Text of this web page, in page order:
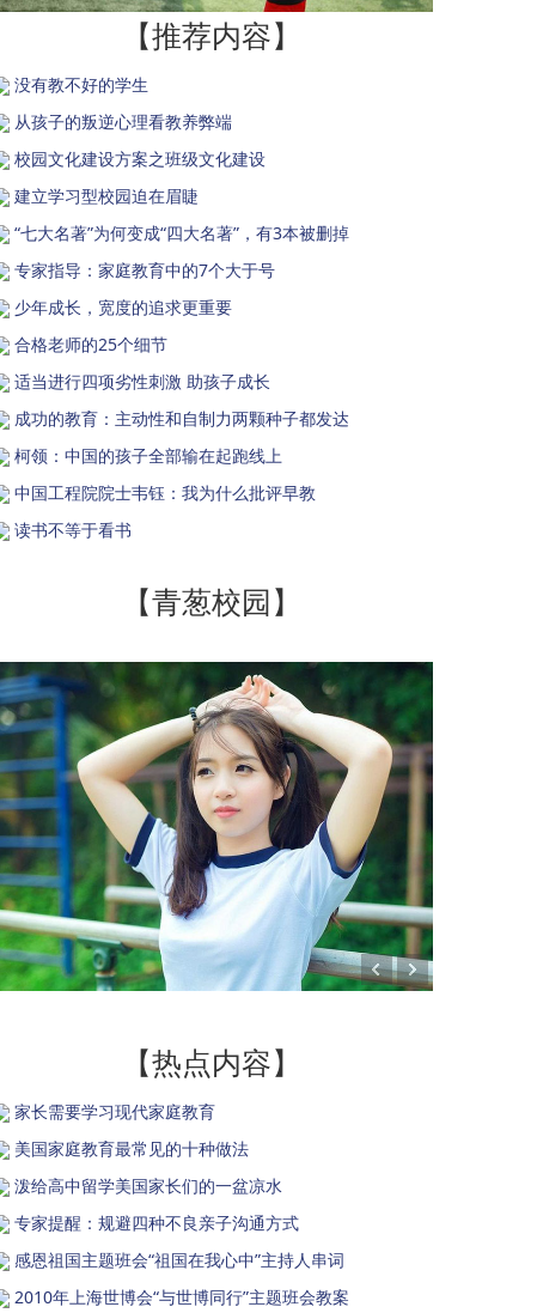
【推荐内容】
没有教不好的学生
从孩子的叛逆心理看教养弊端
校园文化建设方案之班级文化建设
建立学习型校园迫在眉睫
“七大名著”为何变成“四大名著”，有3本被删掉
专家指导：家庭教育中的7个大于号
少年成长，宽度的追求更重要
合格老师的25个细节
适当进行四项劣性刺激 助孩子成长
成功的教育：主动性和自制力两颗种子都发达
柯领：中国的孩子全部输在起跑线上
中国工程院院士韦钰：我为什么批评早教
读书不等于看书
【青葱校园】
【热点内容】
家长需要学习现代家庭教育
美国家庭教育最常见的十种做法
泼给高中留学美国家长们的一盆凉水
专家提醒：规避四种不良亲子沟通方式
感恩祖国主题班会“祖国在我心中”主持人串词
2010年上海世博会“与世博同行”主题班会教案